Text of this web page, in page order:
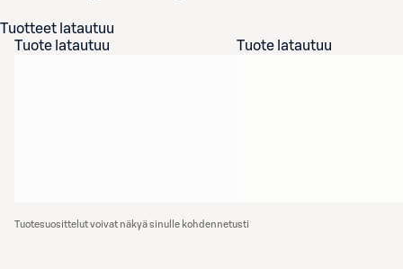
Tuotteet latautuu
Tuote latautuu
Tuote latautuu
Tuotesuosittelut voivat näkyä sinulle kohdennetusti